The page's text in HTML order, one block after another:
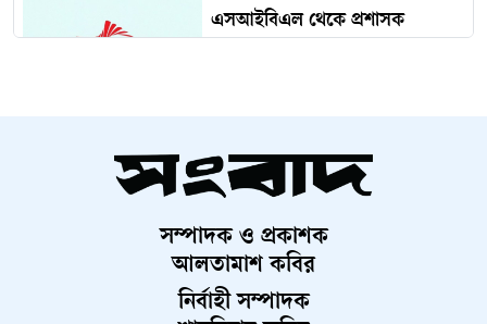
এসআইবিএল থেকে প্রশাসক
উদ্বোধন ১৬ আগস্ট
চব্বিশের জুলাই: রাষ্ট্র রূপান্তরের
যুগসন্ধি
সম্পাদক ও প্রকাশক
আলতামাশ কবির
নির্বাহী সম্পাদক